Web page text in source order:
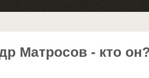
Матросов - кто